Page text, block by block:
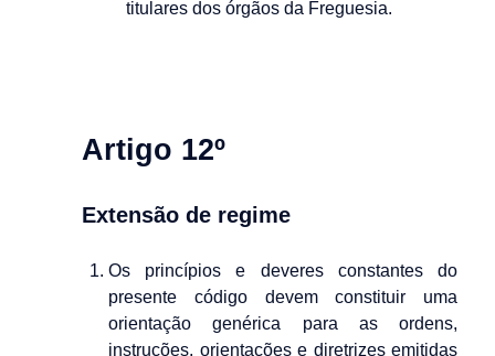
titulares dos órgãos da Freguesia.
Artigo 12º
Extensão de regime
Os princípios e deveres constantes do
presente código devem constituir uma
orientação genérica para as ordens,
instruções, orientações e diretrizes emitidas